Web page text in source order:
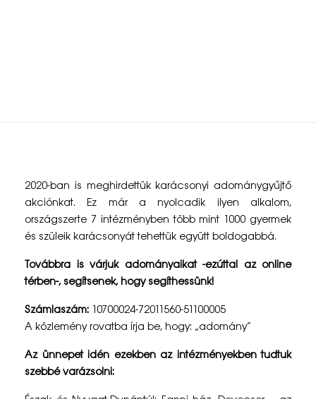
a
r
c
s
o
n
y
2020-ban is meghirdettük karácsonyi adománygyűjtő
akciónkat. Ez már a nyolcadik ilyen alkalom,
országszerte 7 intézményben több mint 1000 gyermek
és szüleik karácsonyát tehettük együtt boldogabbá.
Továbbra is várjuk adományaikat -ezúttal az online
térben-, segítsenek, hogy segíthessünk!
Számlaszám: 10700024-72011560-51100005
A közlemény rovatba írja be, hogy: „adomány”
Az ünnepet idén ezekben az intézményekben tudtuk
szebbé varázsolni: